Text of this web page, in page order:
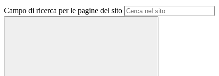
Campo di ricerca per le pagine del sito